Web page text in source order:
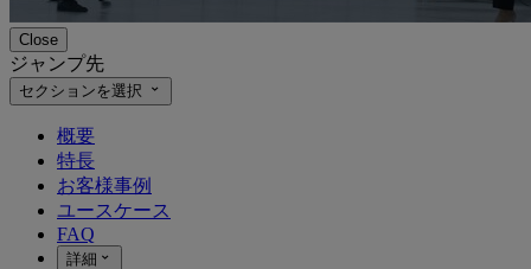
Close
ジャンプ先
セクションを選択
概要
特長
お客様事例
ユースケース
FAQ
詳細